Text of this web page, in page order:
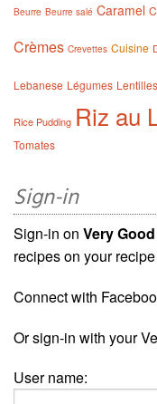
Beurre Beurre salé Caramel
Crèmes Crevettes Cuisine
Lebanese Légumes Lentilles
Rice Pudding Riz au
Tomates
Sign-in
Sign-in on Very
recipes on your
Connect with
Or sign-in with your
User name: